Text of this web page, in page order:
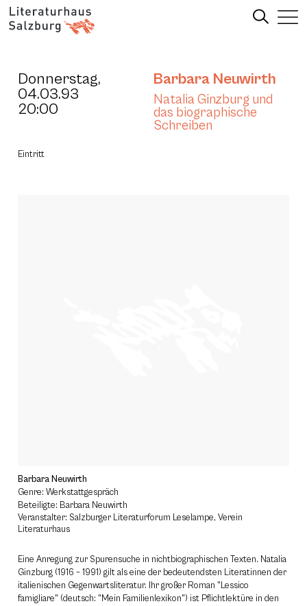
Donnerstag,
04.03.93
20:00
Barbara Neuwirth
Natalia Ginzburg und
das biographische
Schreiben
Eintritt
Barbara Neuwirth
Genre: Werkstattgespräch
Beteiligte: Barbara Neuwirth
Veranstalter: Salzburger Literaturforum Leselampe, Verein
Literaturhaus
Eine Anregung zur Spurensuche in nichtbiographischen Texten. Natalia
Ginzburg (1916 – 1991) gilt als eine der bedeutendsten Literatinnen der
italienischen Gegenwartsliteratur. Ihr großer Roman "Lessico
famigliare" (deutsch: "Mein Familienlexikon") ist Pflichtlektüre in den